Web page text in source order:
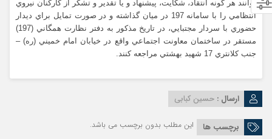
توانند هر گونه انتقاد، شكايت، پيشنهاد و يا تقدير و تشكر از كاركنان نيروي
انتظامي را با سامانه 197 در ميان گذاشته و در صورت تمايل براي ديدار
حضوري با سردار مجتبايي، در تاريخ مذكور به دفتر نظارت همگاني (197)
مستقر در ساختمان معاونت اجتماعي واقع در خيابان امام خميني (ره) –
جنب کلانتري 17 شهيد بهشتي مراجعه کنند.
ارسال : حسین کبابی
برچسب ها این مطلب بدون برچسب می باشد.